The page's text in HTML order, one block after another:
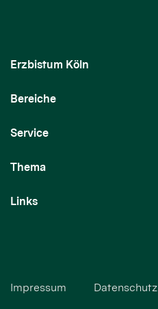
Erzbistum Köln
Bereiche
Service
Thema
Links
Impressum Datenschutz